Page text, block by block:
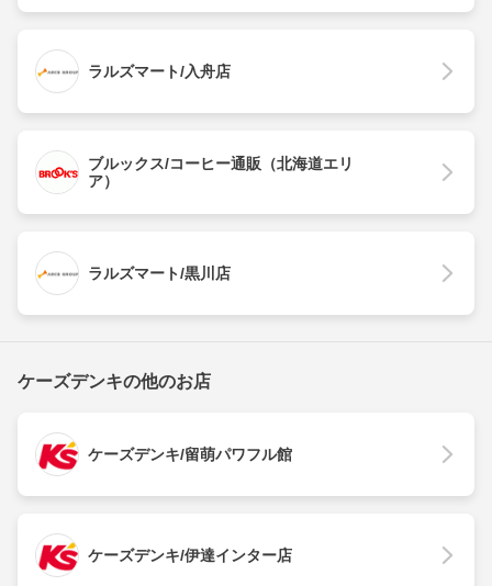
ラルズマート/入舟店
ブルックス/コーヒー通販（北海道エリ
ア）
ラルズマート/黒川店
ケーズデンキの他のお店
ケーズデンキ/留萌パワフル館
ケーズデンキ/伊達インター店